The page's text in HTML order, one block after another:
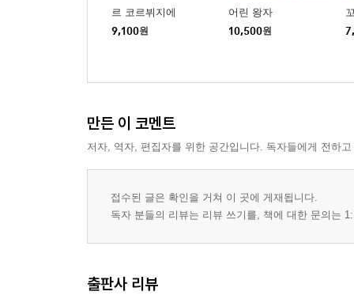
르 코르뷔지에
9,100원
어린 왕자
10,500원
만든 이 코멘트
저자, 역자, 편집자를 위한 공간입니다. 독자들에게 전하
접수된 글은 확인을 거쳐 이 곳에 게재됩니다.
독자 분들의 리뷰는 리뷰 쓰기를, 책에 대한 문의는
출판사 리뷰